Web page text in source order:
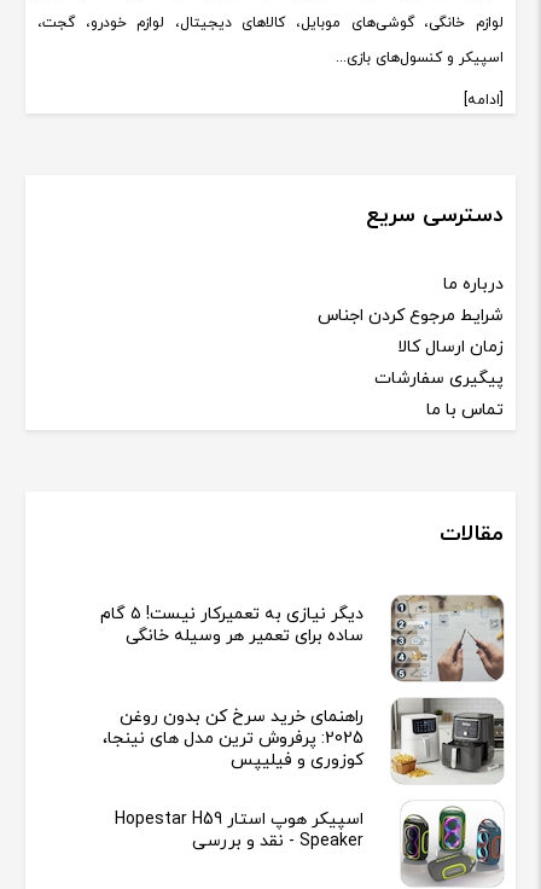
لوازم خانگی، گوشی‌های موبایل، کالاهای دیجیتال، لوازم خودرو، گجت،
اسپیکر و کنسول‌های بازی...
[ادامه]
دسترسی سریع
درباره ما
شرایط مرجوع کردن اجناس
زمان ارسال کالا
پیگیری سفارشات
تماس با ما
مقالات
دیگر نیازی به تعمیرکار نیست! ۵ گام
ساده برای تعمیر هر وسیله خانگی
راهنمای خرید سرخ کن بدون روغن
2025: پرفروش ترین مدل های نینجا،
کوزوری و فیلیپس
اسپیکر هوپ استار Hopestar H59
Speaker - نقد و بررسی